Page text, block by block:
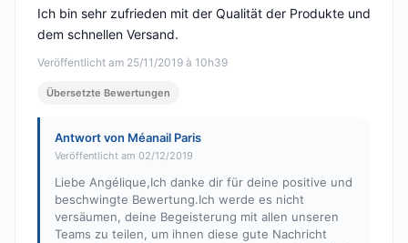
Veröffentlicht am 25/11/2019 à 10h39
Ich bin sehr zufrieden mit der Qualität der Produkte und
dem schnellen Versand.
Übersetzte Bewertungen
Antwort von Méanail Paris
Veröffentlicht am 02/12/2019
Liebe Angélique,Ich danke dir für deine positive und
beschwingte Bewertung.Ich werde es nicht
versäumen, deine Begeisterung mit allen unseren
Teams zu teilen, um ihnen diese gute Nachricht